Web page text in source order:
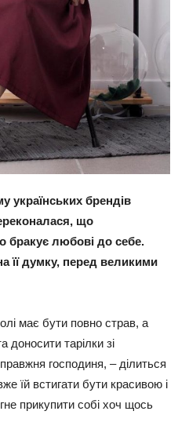
українських брендів
що
бракує любові до себе.
її думку, перед великими
має бути повно страв, а
доносити тарілки зі
господиня, – ділиться
їй встигати бути красивою і
прикупити собі хоч щось